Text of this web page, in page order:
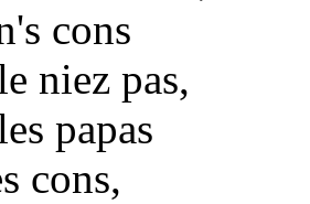
cons
niez pas,
papas
cons,